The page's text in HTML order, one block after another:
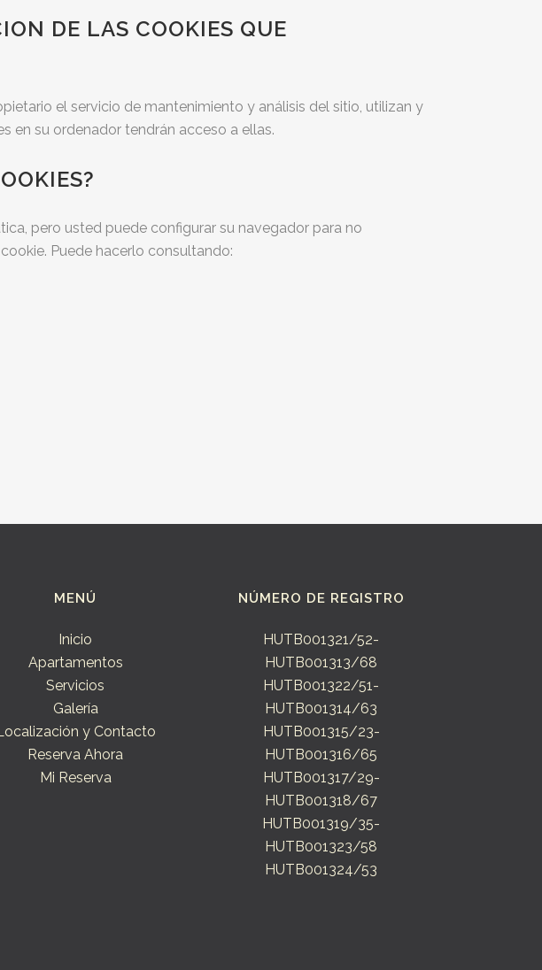
DE LAS COOKIES QUE
el servicio de mantenimiento y análisis del sitio, utilizan y
en su ordenador tendrán acceso a ellas.
pero usted puede configurar su navegador para no
Puede hacerlo consultando:
MENÚ
Inicio
Apartamentos
Servicios
Galería
y Contacto
Reserva Ahora
Mi Reserva
NÚMERO DE REGISTRO
HUTB001321/52-
HUTB001313/68
HUTB001322/51-
HUTB001314/63
HUTB001315/23-
HUTB001316/65
HUTB001317/29-
HUTB001318/67
HUTB001319/35-
HUTB001323/58
HUTB001324/53